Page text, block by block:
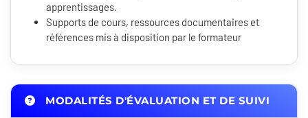
apprentissages.
Supports de cours, ressources documentaires et
références mis à disposition par le formateur
MODALITÉS D'ÉVALUATION ET DE SUIVI